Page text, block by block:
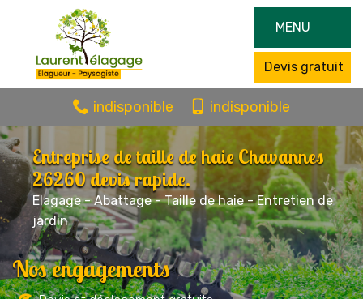
MENU
Devis gratuit
indisponible indisponible
Entreprise de taille de haie Chavannes
26260 devis rapide.
Elagage - Abattage - Taille de haie - Entretien de
jardin
Nos engagements